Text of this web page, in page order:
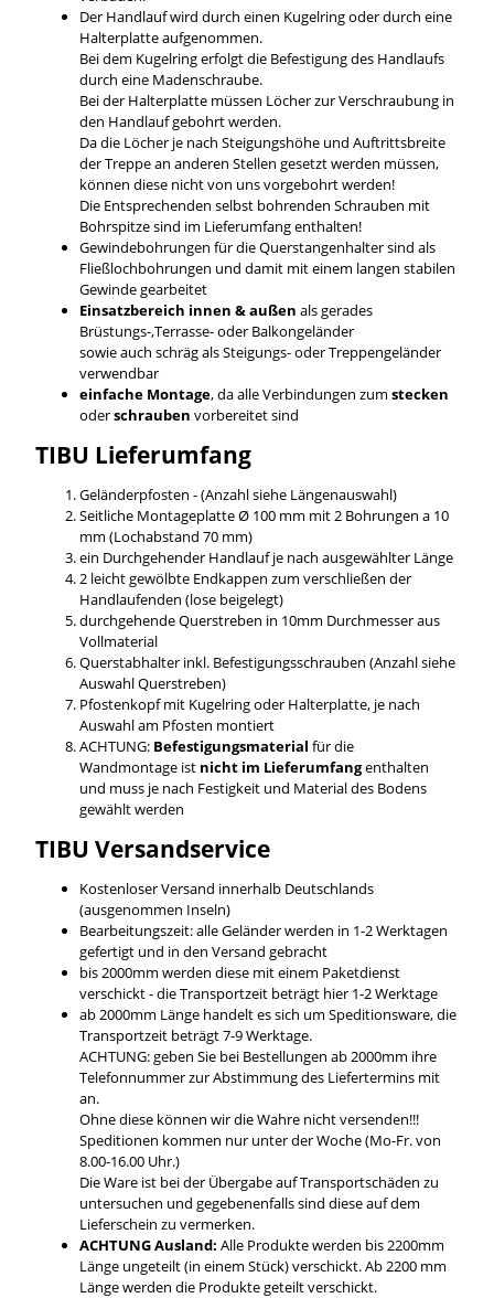
Der Handlauf wird durch einen Kugelring oder durch eine
Halterplatte aufgenommen.
Bei dem Kugelring erfolgt die Befestigung des Handlaufs
durch eine Madenschraube.
Bei der Halterplatte müssen Löcher zur Verschraubung in
den Handlauf gebohrt werden.
Da die Löcher je nach Steigungshöhe und Auftrittsbreite
der Treppe an anderen Stellen gesetzt werden müssen,
können diese nicht von uns vorgebohrt werden!
Die Entsprechenden selbst bohrenden Schrauben mit
Bohrspitze sind im Lieferumfang enthalten!
Gewindebohrungen für die Querstangenhalter sind als
Fließlochbohrungen und damit mit einem langen stabilen
Gewinde gearbeitet
Einsatzbereich innen & außen als gerades
Brüstungs-,Terrasse- oder Balkongeländer
sowie auch schräg als Steigungs- oder Treppengeländer
verwendbar
einfache Montage, da alle Verbindungen zum stecken
oderschrauben vorbereitet sind
TIBU Lieferumfang
Geländerpfosten - (Anzahl siehe Längenauswahl)
Seitliche Montageplatte Ø 100 mm mit 2 Bohrungen a 10
mm (Lochabstand 70 mm)
ein Durchgehender Handlauf je nach ausgewählter Länge
2 leicht gewölbte Endkappen zum verschließen der
Handlaufenden (lose beigelegt)
durchgehende Querstreben in 10mm Durchmesser aus
Vollmaterial
Querstabhalter inkl. Befestigungsschrauben (Anzahl siehe
Auswahl Querstreben)
Pfostenkopf mit Kugelring oder Halterplatte, je nach
Auswahl am Pfosten montiert
ACHTUNG:Befestigungsmaterial für die
Wandmontage ist nicht im Lieferumfangenthalten
und muss je nach Festigkeit und Material des Bodens
gewählt werden
TIBU Versandservice
Kostenloser Versand innerhalb Deutschlands
(ausgenommen Inseln)
Bearbeitungszeit: alle Geländer werden in 1-2 Werktagen
gefertigt und in den Versand gebracht
bis 2000mm werden diese mit einem Paketdienst
verschickt - die Transportzeit beträgt hier 1-2 Werktage
ab 2000mm Länge handelt es sich um Speditionsware, die
Transportzeit beträgt 7-9 Werktage.
ACHTUNG: geben Sie bei Bestellungen ab 2000mm ihre
Telefonnummer zur Abstimmung des Liefertermins mit
an.
Ohne diese können wir die Wahre nicht versenden!!!
Speditionen kommen nur unter der Woche (Mo-Fr. von
8.00-16.00 Uhr.)
Die Ware ist bei der Übergabe auf Transportschäden zu
untersuchen und gegebenenfalls sind diese auf dem
Lieferschein zu vermerken.
ACHTUNG Ausland: Alle Produkte werden bis 2200mm
Länge ungeteilt (in einem Stück) verschickt. Ab 2200 mm
Länge werden die Produkte geteilt verschickt.